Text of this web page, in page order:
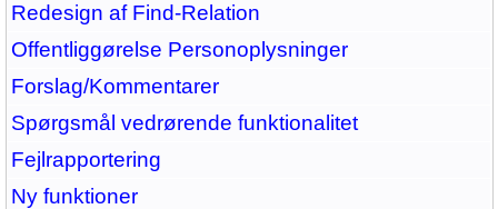
Redesign af Find-Relation
Offentliggørelse Personoplysninger
Forslag/Kommentarer
Spørgsmål vedrørende funktionalitet
Fejlrapportering
Ny funktioner